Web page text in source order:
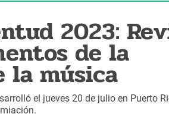
2023:
de la
la música
el jueves 20 de julio en Puerto